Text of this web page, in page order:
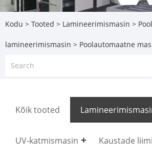
Kodu > Tooted > Lamineerimismasin >
lamineerimismasin > Poolautomaatne
Kõik tooted
UV-katmismasin Kaustade